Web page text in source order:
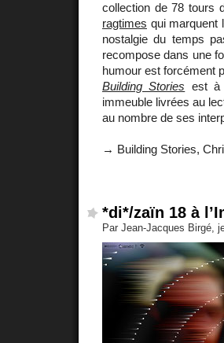
collection de 78 tours
ragtimes qui marquent
nostalgie du temps
recompose dans une
humour est forcément
Building Stories est à
immeuble livrées au
au nombre de ses
→ Building Stories,
*di*/zaïn 18 à
Par Jean-Jacques Birgé,